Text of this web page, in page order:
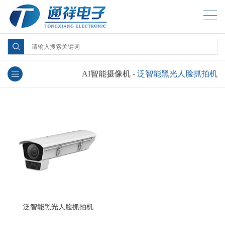
AI智能摄像机 - 泛智能黑光人脸抓拍机
泛智能黑光人脸抓拍机